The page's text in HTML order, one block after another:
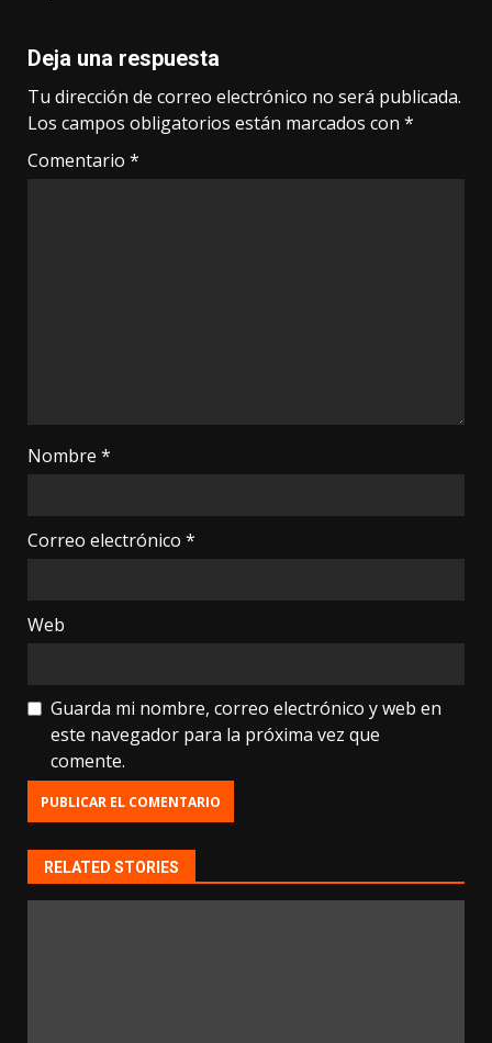
Deja una respuesta
Tu dirección de correo electrónico no será publicada.
Los campos obligatorios están marcados con *
Comentario *
Nombre *
Correo electrónico *
Web
Guarda mi nombre, correo electrónico y web en
este navegador para la próxima vez que
comente.
RELATED STORIES